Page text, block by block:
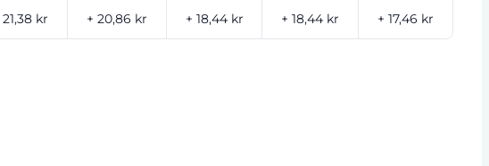
21,38 kr + 20,86 kr + 18,44 kr + 18,44 kr + 17,46 kr